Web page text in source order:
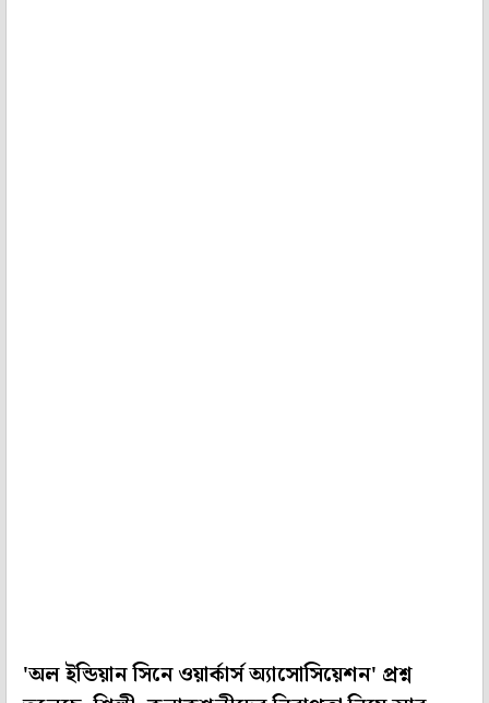
'অল ইন্ডিয়ান সিনে ওয়ার্কার্স অ্যাসোসিয়েশন' প্রশ্ন